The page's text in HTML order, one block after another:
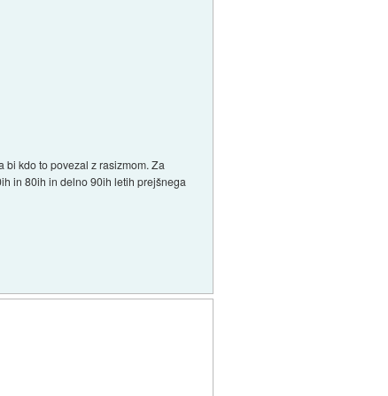
bi kdo to povezal z rasizmom. Za
in 80ih in delno 90ih letih prejšnega